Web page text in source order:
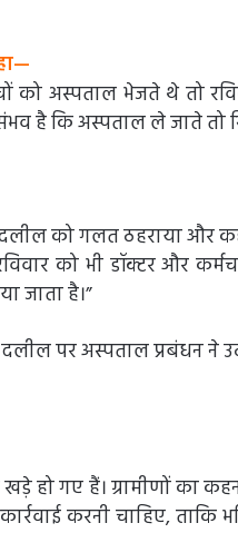
को अस्पताल भेजते थे तो
है कि अस्पताल ले जाते तो
दलील को गलत ठहराया और
को भी डॉक्टर और
जाता है।”
पर अस्पताल प्रबंधन ने
हो गए हैं। ग्रामीणों का
करनी चाहिए,